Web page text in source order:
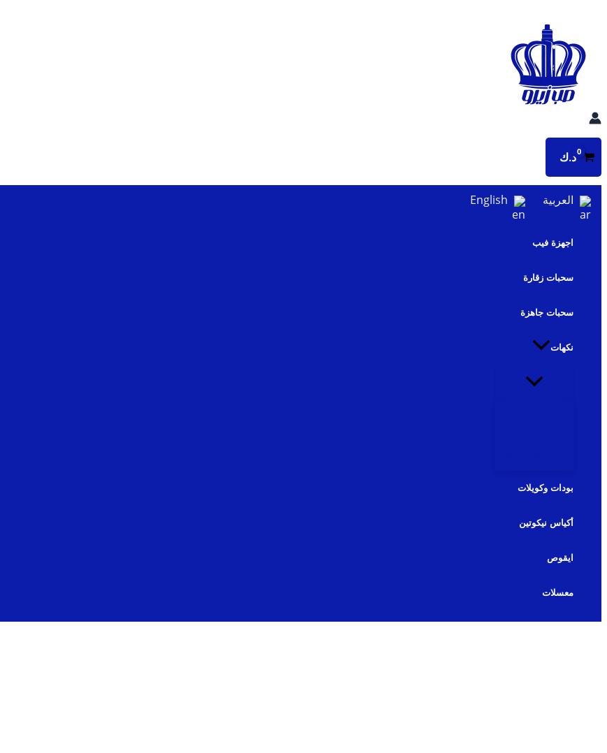
المحتوى
د.ك
العربية English
اجهزة فيب
سحبات زقارة
سحبات جاهزة
نكهات
بودات وكويلات
أكياس نيكوتين
ايقوص
معسلات